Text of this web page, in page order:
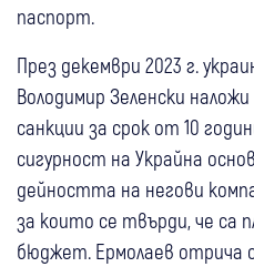
паспорт.
През декември 2023 г.
Володимир Зеленски
санкции за срок от 10
сигурност на Украйна
дейността на негови
за които се твърди, че са
бюджет. Ермолаев отрича